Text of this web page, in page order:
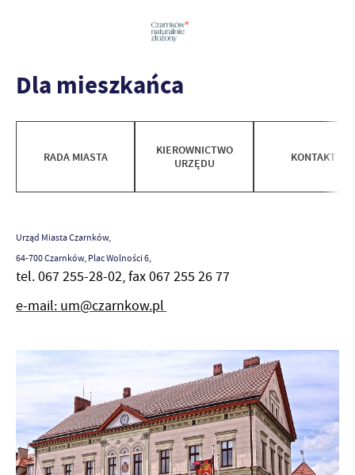
Dla mieszkańca
RADA MIASTA
KIEROWNICTWO
URZĘDU
KONTAKT
Urząd Miasta Czarnków,
64-700 Czarnków, Plac Wolności 6,
tel. 067 255-28-02, fax 067 255 26 77
e-mail: um@czarnkow.pl